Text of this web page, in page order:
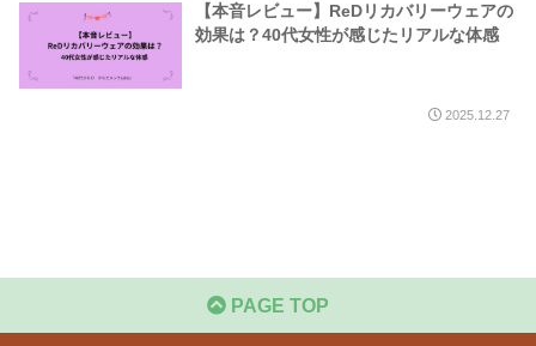
【本音レビュー】ReDリカバリーウェアの
効果は？40代女性が感じたリアルな体感
2025.12.27
PAGE TOP